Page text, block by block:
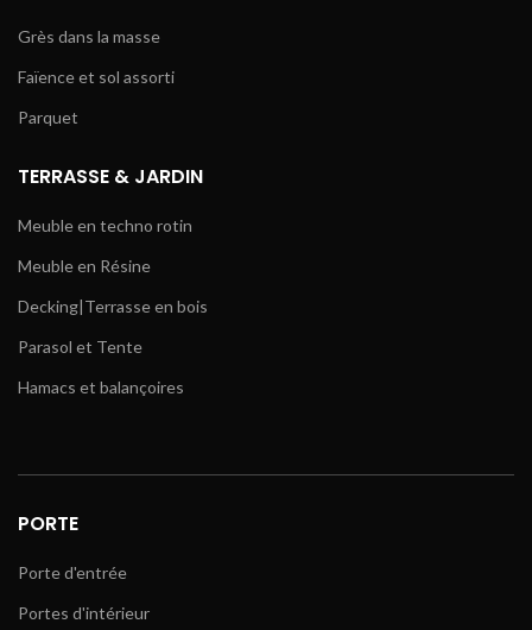
Grès dans la masse
Faïence et sol assorti
Parquet
TERRASSE & JARDIN
Meuble en techno rotin
Meuble en Résine
Decking|Terrasse en bois
Parasol et Tente
Hamacs et balançoires
PORTE
Porte d'entrée
Portes d'intérieur